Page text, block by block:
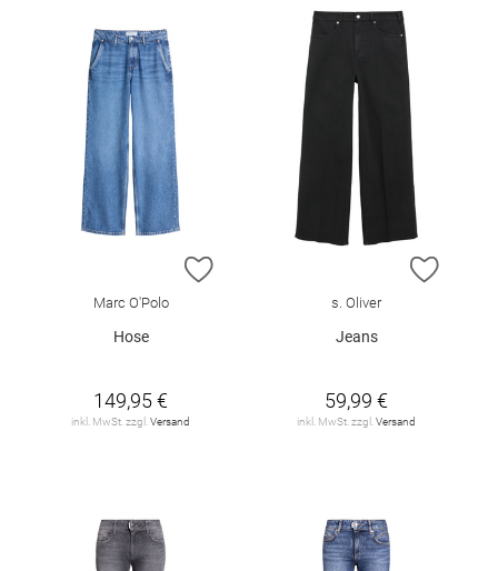
ZUR WUNSCHLISTE HINZUFÜGEN
Marc O'Polo
Hose
149,95 €
inkl. MwSt. zzgl. Versand
ZUR
s. Oliver
Jeans
59,99 €
inkl. MwSt. zzgl. Versand